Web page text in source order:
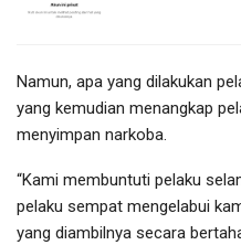
Namun, apa yang dilakukan
yang kemudian menangkap
menyimpan narkoba.
“Kami membuntuti pelaku
pelaku sempat mengelabui
yang diambilnya secara